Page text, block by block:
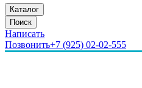
Каталог
Поиск
Написать
Позвонить+7 (925) 02-02-555